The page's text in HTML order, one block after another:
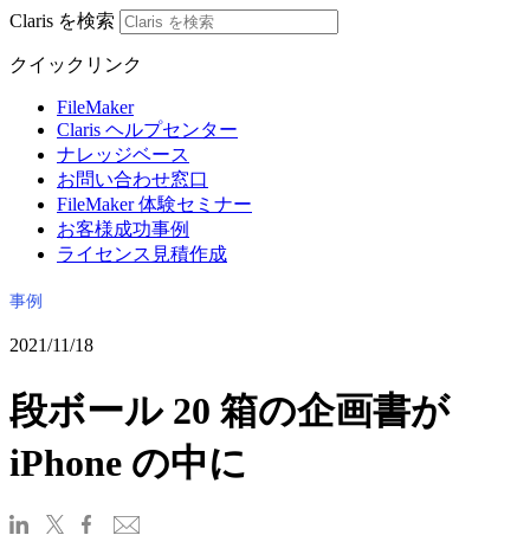
Claris を検索
クイックリンク
FileMaker
Claris ヘルプセンター
ナレッジベース
お問い合わせ窓口
FileMaker 体験セミナー
お客様成功事例
ライセンス見積作成
事例
2021/11/18
段ボール 20 箱の企画書が
iPhone の中に